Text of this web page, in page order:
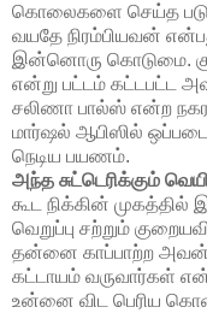
கொலைகளை செய்த படு
வயதே நிரம்பியவன்
இன்னொரு கொடுமை.
என்று பட்டம் கட்டபட்ட
சலிணா பால்ஸ் என்ற
மார்ஷல் ஆபிஸில்
நெடிய பயணம்.
அந்த சுட்டெரிக்கும்
கூட நிக்கின் முகத்தில்
வெறுப்பு சற்றும்
தன்னை காப்பாற்ற
கட்டாயம் வருவார்கள்
உன்னை விட பெரிய